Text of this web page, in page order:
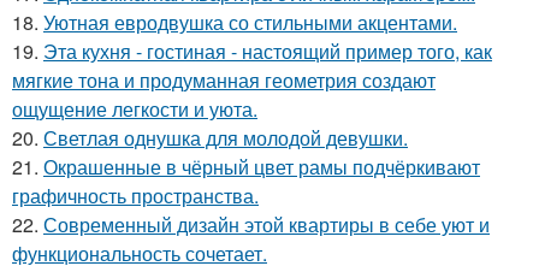
18. Уютная евродвушка со стильными акцентами.
19. Эта кухня - гостиная - настоящий пример того, как
мягкие тона и продуманная геометрия создают
ощущение легкости и уюта.
20. Светлая однушка для молодой девушки.
21. Окрашенные в чёрный цвет рамы подчёркивают
графичность пространства.
22. Современный дизайн этой квартиры в себе уют и
функциональность сочетает.